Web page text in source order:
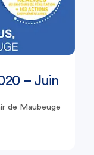
– Juin
de Maubeuge